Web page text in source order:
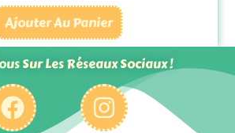
Ajouter Au Panier
Sur Les Réseaux Sociaux !